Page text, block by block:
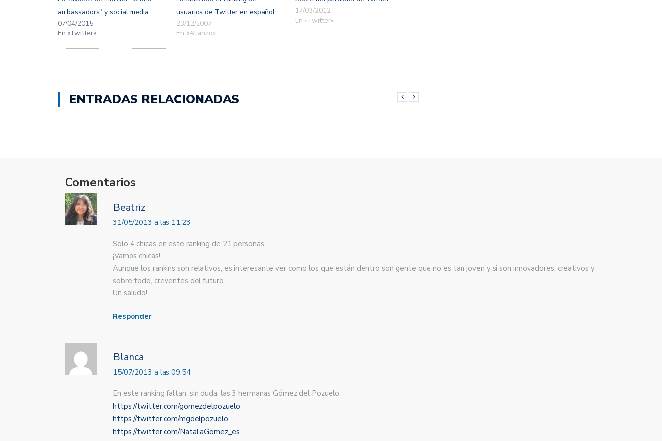
nueva) nueva)
ambassadors" y social media
07/04/2015
En «Twitter»
usuarios de Twitter en español
23/12/2007
En «Alianzo»
17/03/2012
En «Twitter»
ENTRADAS RELACIONADAS
Comentarios
Beatriz
31/05/2013 a las 11:23
Solo 4 chicas en este ranking de 21 personas.
¡Vamos chicas!
Aunque los rankins son relativos, es interesante ver como los que están dentro son gente que no es tan joven y si son innovadores, creativos y
sobre todo, creyentes del futuro.
Un saludo!
Responder
Blanca
15/07/2013 a las 09:54
En este ranking faltan, sin duda, las 3 hermanas Gómez del Pozuelo.
https://twitter.com/gomezdelpozuelo
https://twitter.com/mgdelpozuelo
https://twitter.com/NataliaGomez_es